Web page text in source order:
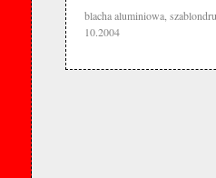
blacha aluminiowa,
10.2004